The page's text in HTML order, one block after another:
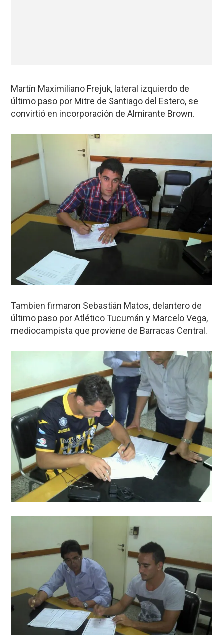
Martín Maximiliano Frejuk, lateral izquierdo de
último paso por Mitre de Santiago del Estero, se
convirtió en incorporación de Almirante Brown.
Tambien firmaron Sebastián Matos, delantero de
último paso por Atlético Tucumán y Marcelo Vega,
mediocampista que proviene de Barracas Central.